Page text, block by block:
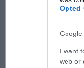
Opted
Google
I want
web or
Most+. A jelenlegi
változik majd.